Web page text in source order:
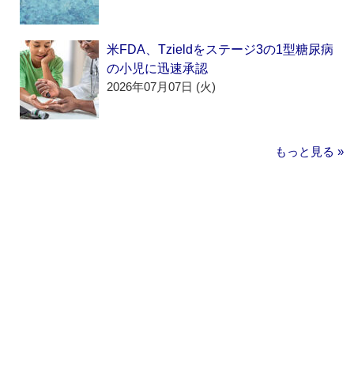
米FDA、Tzieldをステージ3の1型糖尿病
の小児に迅速承認
2026年07月07日 (火)
もっと見る »